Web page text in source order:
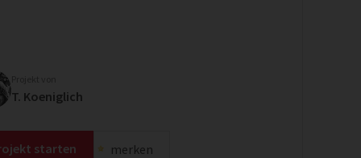
T. Koeniglich
starten merken